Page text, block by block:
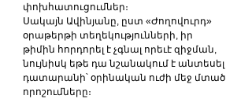
փոխհատուցումներ։
Սակայն Ավինյանը, ըստ «Ժողովուրդ»
օրաթերթի տեղեկությունների, իր
թիմին հորդորել է չգնալ որեւէ զիջման,
նույնիսկ եթե դա նշանակում է անտեսել
դատարանի՝ օրինական ուժի մեջ մտած
որոշումները։